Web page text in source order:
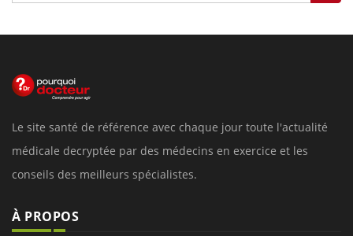
Le site santé de référence avec chaque jour toute l'actualité
médicale decryptée par des médecins en exercice et les
conseils des meilleurs spécialistes.
À PROPOS